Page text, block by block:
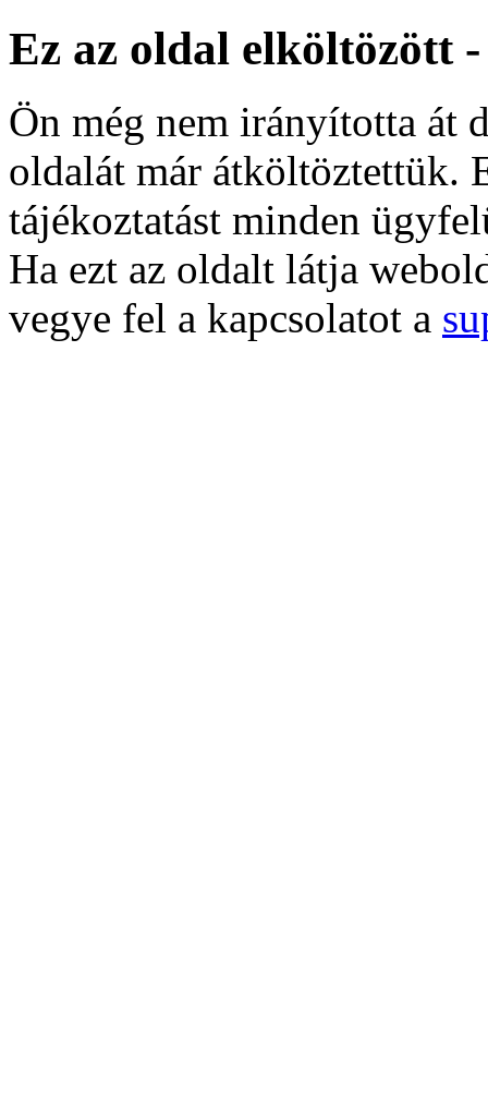
Ez az oldal elköltözött -
Ön még nem irányította át
oldalát már átköltöztettük.
tájékoztatást minden
Ha ezt az oldalt látja
vegye fel a kapcsolatot a